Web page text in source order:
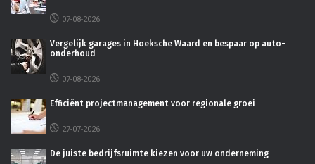
07-08-2026
Vergelijk garages in Hoeksche Waard en bespaar op auto-
onderhoud
07-08-2026
Efficiënt projectmanagement voor regionale groei
27-07-2026
De juiste bedrijfsruimte kiezen voor uw onderneming